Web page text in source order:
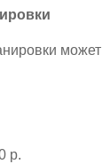
может
р.